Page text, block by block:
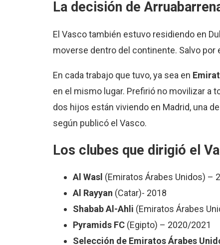
La decisión de
El Vasco también estuvo residiendo en
moverse dentro del continente. Salvo
En cada trabajo que tuvo, ya sea en
en el mismo lugar. Prefirió no movilizar a
dos hijos están viviendo en Madrid, una
según publicó el Vasco.
Los clubes que dirigió el
Al Wasl (Emiratos Árabes Unidos) –
Al Rayyan (Catar)- 2018
Shabab Al-Ahli (Emiratos Árabes
Pyramids FC(Egipto) – 2020/2021
Selección de Emiratos Árabes